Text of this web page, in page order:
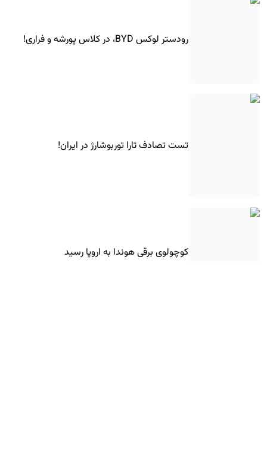
رودستر لوکس BYD، در کلاس پورشه و فراری!
تست تصادف تارا توربوشارژ در ایران!
کوچولوی برقی هوندا به اروپا رسید